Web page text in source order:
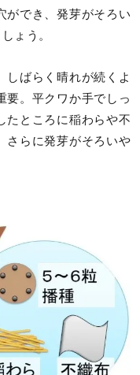
ができ、発芽がそろい
ょう。
しばらく晴れが続くよ
要。平クワか手でしっ
たところに稲わらや不
さらに発芽がそろいや